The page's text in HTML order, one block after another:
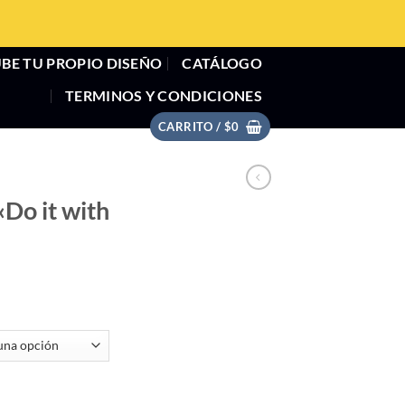
TU PROPIO DISEÑO
CATÁLOGO
TERMINOS Y CONDICIONES
CARRITO / $0
it with